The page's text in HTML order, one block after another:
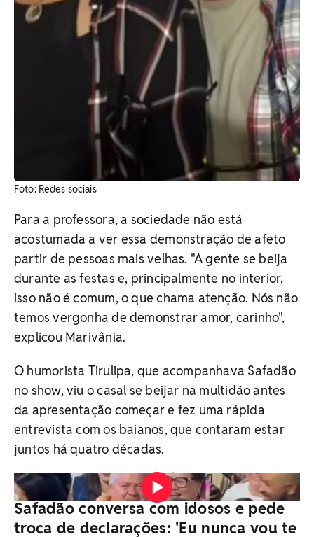
Foto: Redes sociais
Para a professora, a sociedade não está
acostumada a ver essa demonstração de afeto
partir de pessoas mais velhas. "A gente se beija
durante as festas e, principalmente no interior,
isso não é comum, o que chama atenção. Nós não
temos vergonha de demonstrar amor, carinho",
explicou Marivânia.
O humorista Tirulipa, que acompanhava Safadão
no show, viu o casal se beijar na multidão antes
da apresentação começar e fez uma rápida
entrevista com os baianos, que contaram estar
juntos há quatro décadas.
Vídeo: Reprodução/Redes Sociais
Safadão conversa com idosos e pede
troca de declarações: 'Eu nunca vou te